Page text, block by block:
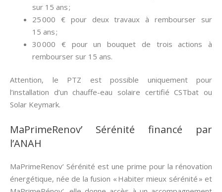
sur 15 ans ;
25 000 € pour deux travaux à rembourser sur
15 ans ;
30 000 € pour un bouquet de trois actions à
rembourser sur 15 ans.
Attention, le PTZ est possible uniquement pour
l’installation d’un chauffe-eau solaire certifié CSTbat ou
Solar Keymark.
MaPrimeRenov’ Sérénité financé par
l’ANAH
MaPrimeRenov’ Sérénité est une prime pour la rénovation
énergétique, née de la fusion « Habiter mieux sérénité » et